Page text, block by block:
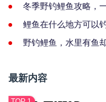
冬季野钓鲤鱼攻略，
鲤鱼在什么地方可以
野钓鲤鱼，水里有鱼
最新内容